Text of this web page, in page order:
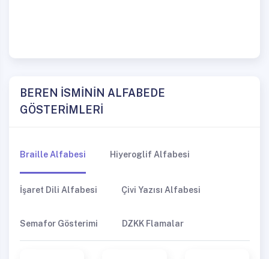
BEREN İSMİNİN ALFABEDE
GÖSTERİMLERİ
Braille Alfabesi Hiyeroglif Alfabesi
İşaret Dili Alfabesi Çivi Yazısı Alfabesi
Semafor Gösterimi DZKK Flamalar